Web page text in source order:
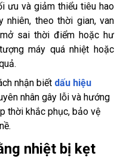
ưu và giảm thiểu tiêu hao
nhiên, theo thời gian, van
sai thời điểm hoặc hư
máy quá nhiệt hoặc
nhận biết dấu hiệu
nhân gây lỗi và hướng
thời khắc phục, bảo vệ
nhiệt bị kẹt